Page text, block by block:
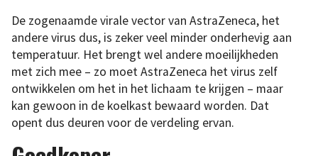
De zogenaamde virale vector van AstraZeneca, het
andere virus dus, is zeker veel minder onderhevig aan
temperatuur. Het brengt wel andere moeilijkheden
met zich mee – zo moet AstraZeneca het virus zelf
ontwikkelen om het in het lichaam te krijgen – maar
kan gewoon in de koelkast bewaard worden. Dat
opent dus deuren voor de verdeling ervan.